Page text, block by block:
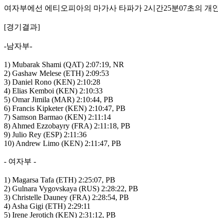
여자부에선 에티오피아의 마가사 타파가 2시간25분07초의 개
[경기결과]
-남자부-
1) Mubarak Shami (QAT) 2:07:19, NR
2) Gashaw Melese (ETH) 2:09:53
3) Daniel Rono (KEN) 2:10:28
4) Elias Kemboi (KEN) 2:10:33
5) Omar Jimila (MAR) 2:10:44, PB
6) Francis Kipketer (KEN) 2:10:47, PB
7) Samson Barmao (KEN) 2:11:14
8) Ahmed Ezzobayry (FRA) 2:11:18, PB
9) Julio Rey (ESP) 2:11:36
10) Andrew Limo (KEN) 2:11:47, PB
- 여자부 -
1) Magarsa Tafa (ETH) 2:25:07, PB
2) Gulnara Vygovskaya (RUS) 2:28:22, PB
3) Christelle Dauney (FRA) 2:28:54, PB
4) Asha Gigi (ETH) 2:29:11
5) Irene Jerotich (KEN) 2:31:12, PB